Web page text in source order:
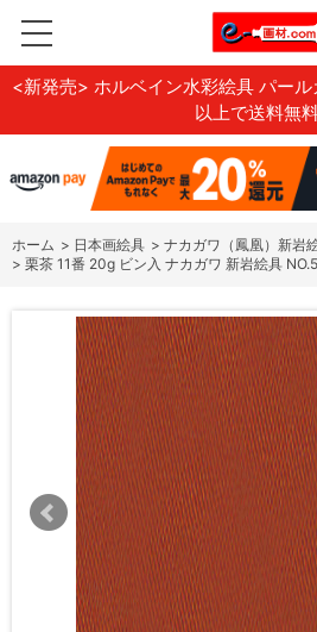
<新発売> ホルベイン水彩絵具 パー
以上で送料無料
ホーム > 日本画絵具 > ナカガワ（鳳凰）新岩
> 栗茶 11番 20g ビン入 ナカガワ 新岩絵具